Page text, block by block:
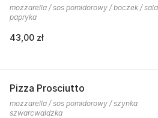
mozzarella / sos pomidorowy / boczek /
papryka
43,00 zł
Pizza Prosciutto
mozzarella / sos pomidorowy / szynka
szwarcwaldzka